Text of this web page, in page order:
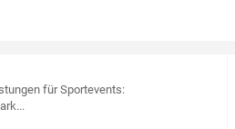
für Sportevents: